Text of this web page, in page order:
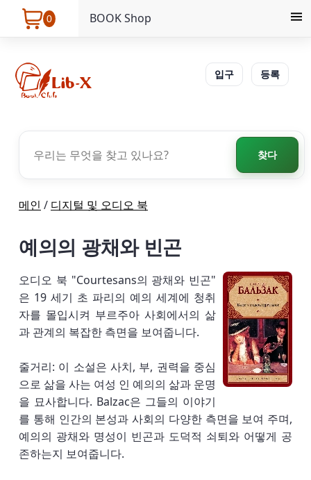
0 BOOK Shop
입구 등록
찾다
메인 / 디지털 및 오디오 북
예의의 광채와 빈곤
오디오 북 "Courtesans의 광채와 빈곤"
은 19 세기 초 파리의 예의 세계에 청취
자를 몰입시켜 부르주아 사회에서의 삶
과 관계의 복잡한 측면을 보여줍니다.
줄거리: 이 소설은 사치, 부, 권력을 중심
으로 삶을 사는 여성 인 예의의 삶과 운명
을 묘사합니다. Balzac은 그들의 이야기
를 통해 인간의 본성과 사회의 다양한 측면을 보여 주며,
예의의 광채와 명성이 빈곤과 도덕적 쇠퇴와 어떻게 공
존하는지 보여줍니다.